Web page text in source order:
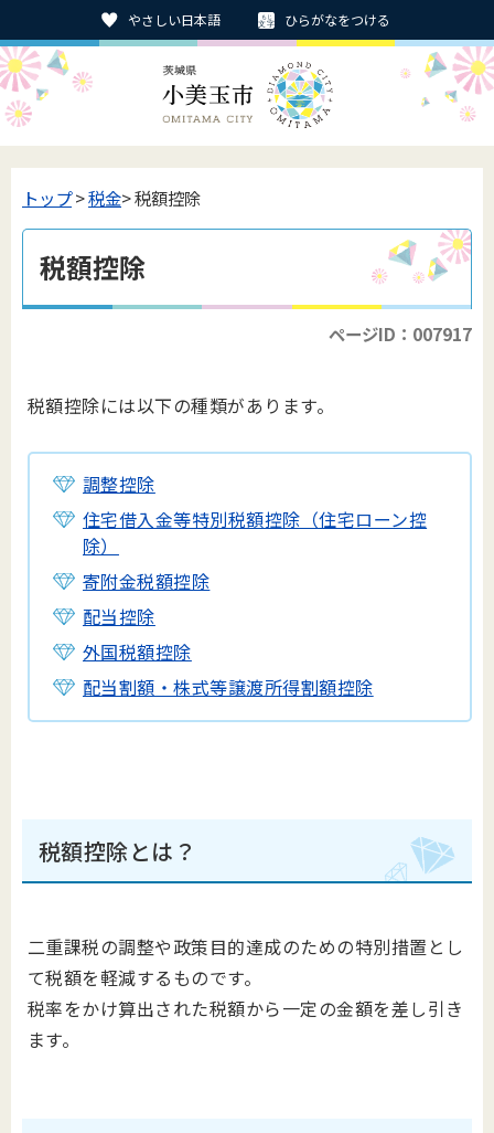
やさしい日本語 ひらがなをつける
トップ>税金> 税額控除
税額控除
ページID：007917
税額控除には以下の種類があります。
調整控除
住宅借入金等特別税額控除（住宅ローン控
除）
寄附金税額控除
配当控除
外国税額控除
配当割額・株式等譲渡所得割額控除
税額控除とは？
二重課税の調整や政策目的達成のための特別措置とし
て税額を軽減するものです。
税率をかけ算出された税額から一定の金額を差し引き
ます。